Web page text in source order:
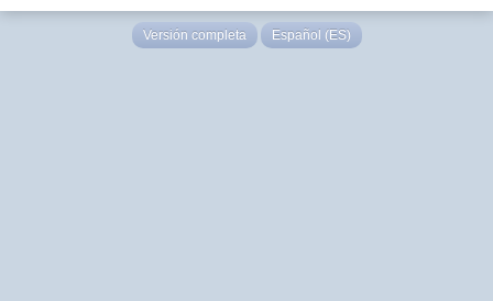
Versión completa Español (ES)